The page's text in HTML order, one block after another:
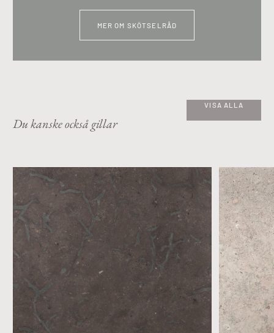
MER OM SKÖTSELRÅD
Du kanske också gillar
VISA ALLA